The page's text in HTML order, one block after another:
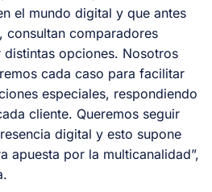
el mundo digital y que antes
consultan comparadores
opciones. Nosotros
cada caso para facilitar
especiales, respondiendo
cliente. Queremos seguir
digital y esto supone
apuesta por la multicanalidad”,